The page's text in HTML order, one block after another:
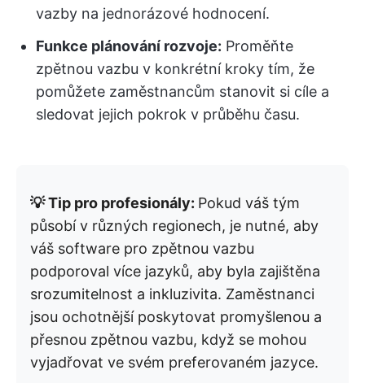
vazby na jednorázové hodnocení.
Funkce plánování rozvoje: Proměňte
zpětnou vazbu v konkrétní kroky tím, že
pomůžete zaměstnancům stanovit si cíle a
sledovat jejich pokrok v průběhu času.
💡 Tip pro profesionály: Pokud váš tým
působí v různých regionech, je nutné, aby
váš software pro zpětnou vazbu
podporoval více jazyků, aby byla zajištěna
srozumitelnost a inkluzivita. Zaměstnanci
jsou ochotnější poskytovat promyšlenou a
přesnou zpětnou vazbu, když se mohou
vyjadřovat ve svém preferovaném jazyce.